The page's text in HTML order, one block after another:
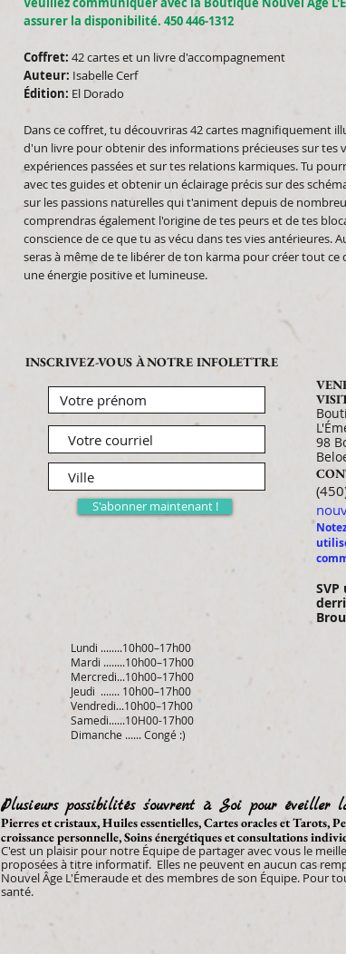
assurer la disponibilité. 450 446-1312
Coffret: 42 cartes et un livre d'accompagnement
Auteur: Isabelle Cerf
Édition: El Dorado
Dans ce coffret, tu découvriras 42 cartes magnifiquement
d'un livre pour obtenir des informations précieuses sur tes
expériences passées et sur tes relations karmiques. Tu
avec tes guides et obtenir un éclairage précis sur des
sur les passions naturelles qui t'animent depuis de
comprendras également l'origine de tes peurs et de tes
conscience de ce que tu as vécu dans tes vies antérieures.
seras à même de te libérer de ton karma pour créer tout ce
une énergie positive et lumineuse.
INSCRIVEZ-VOUS À NOTRE INFOLETTRE
S'abonner maintenant !
Lundi ........10h00–17h00
Mardi ........10h00–17h00
Mercredi...10h00–17h00
Jeudi ....... 10h00–17h00
Vendredi...10h00–17h00
Samedi......10H00-17h00
Dimanche ...... Congé :)
98
Plusieurs possibilités s'ouvrent à Soi pour éveiller
Pierres et cristaux, Huiles essentielles, Cartes oracles et Tarots,
croissance personnelle, Soins énergétiques et consultations
C'est un plaisir pour notre Équipe de partager avec vous le
proposées àtitre informatif. Elles ne peuvent en aucun cas
Nouvel Âge L'Émeraude et des membres de son Équipe. Pour
santé.